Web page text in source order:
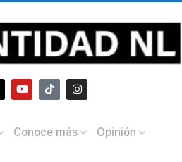
Conoce más Opinión